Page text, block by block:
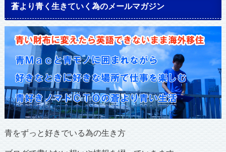
蒼より青く生きていく為のメールマガジン
青をずっと好きでいる為の生き方